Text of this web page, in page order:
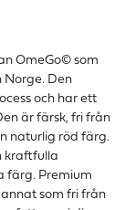
OmeGo© som
Norge. Den
och har ett
är färsk, fri från
naturlig röd färg.
kraftfulla
färg. Premium
som fri från